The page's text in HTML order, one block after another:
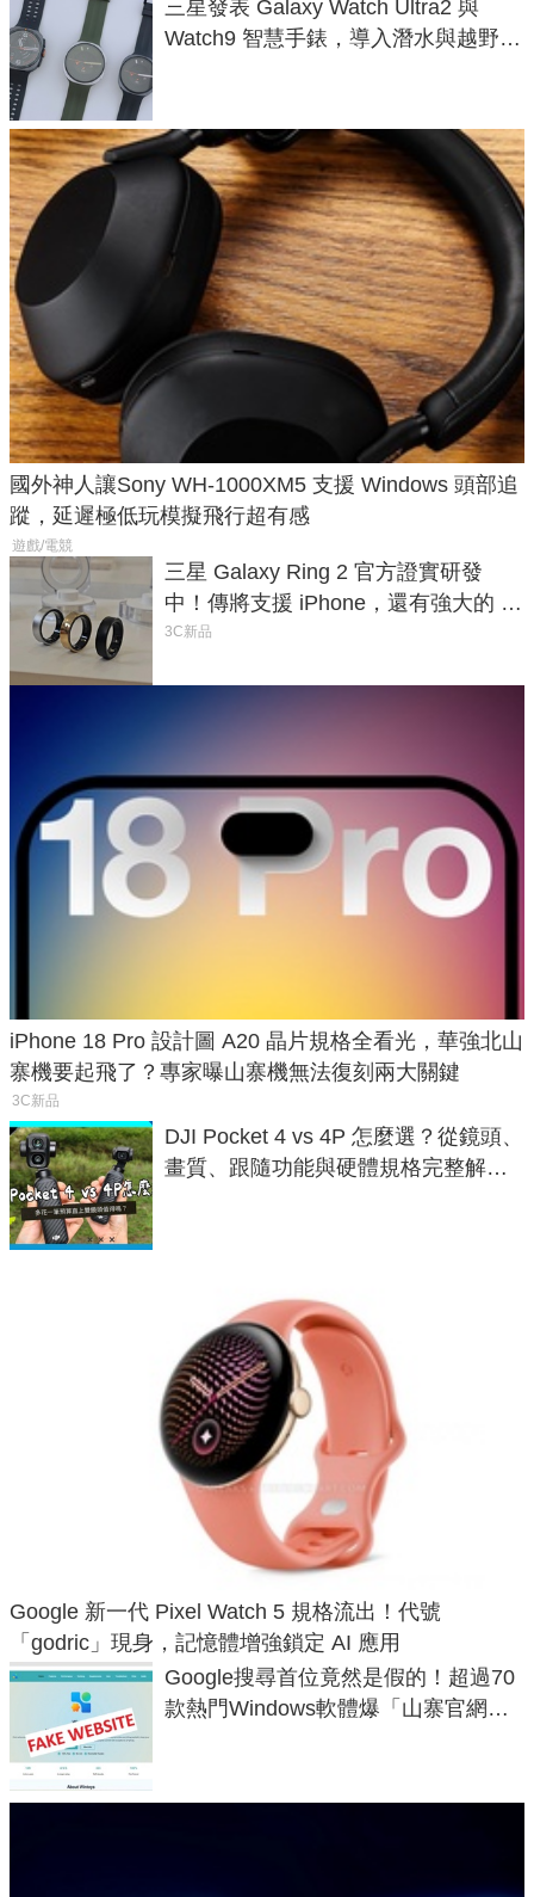
三星發表 Galaxy Watch Ultra2 與
Watch9 智慧手錶，導入潛水與越野跑
國外神人讓Sony WH-1000XM5 支援 Windows 頭部追
蹤，延遲極低玩模擬飛行超有感
遊戲/電競
三星 Galaxy Ring 2 官方證實研發
中！傳將支援 iPhone，還有強大的 AI
與智慧家電連動功能
3C新品
iPhone 18 Pro 設計圖 A20 晶片規格全看光，華強北山
寨機要起飛了？專家曝山寨機無法復刻兩大關鍵
3C新品
DJI Pocket 4 vs 4P 怎麼選？從鏡頭、
畫質、跟隨功能與硬體規格完整解
Google 新一代 Pixel Watch 5 規格流出！代號
「godric」現身，記憶體增強鎖定 AI 應用
Google搜尋首位竟然是假的！超過70
款熱門Windows軟體爆「山寨官網」